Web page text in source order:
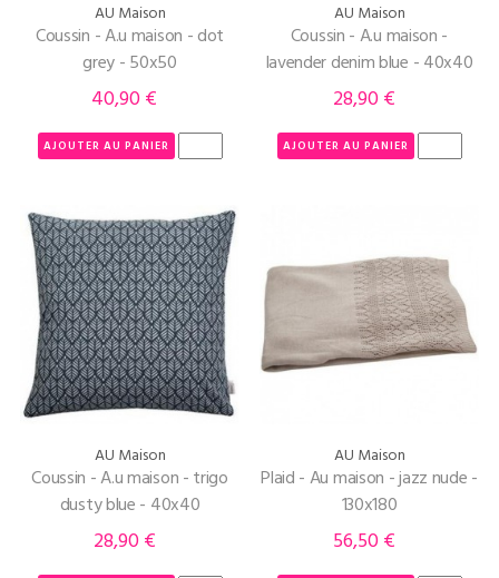
AU Maison
Coussin - A.u maison - dot
grey - 50x50
Prix
40,90 €
AJOUTER AU PANIER
AU Maison
Coussin - A.u maison -
lavender denim blue - 40x40
Prix
28,90 €
AJOUTER AU PANIER
AU Maison
Coussin - A.u maison - trigo
dusty blue - 40x40
Prix
28,90 €
AU Maison
Plaid - Au maison - jazz nude -
130x180
Prix
56,50 €